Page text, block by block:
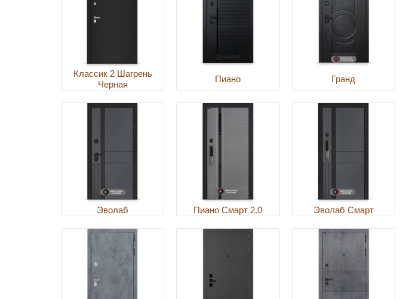
Классик 2 Шагрень
Черная
Пиано Гранд
Эволаб Пиано Смарт 2.0 Эволаб Смарт